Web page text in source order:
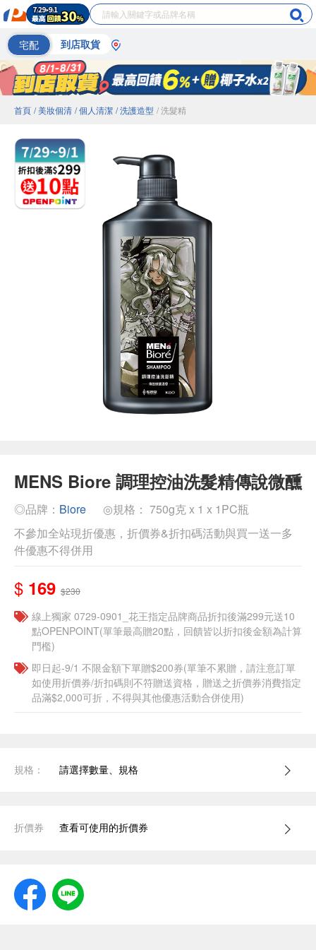
宅配 到店取貨
首頁 / 美妝個清 / 個人清潔 / 洗護造型 / 洗髮精
MENS Biore 調理控油洗髮精傳說微醺
◎品牌： Biore
◎規格： 750g克 x 1 x 1PC瓶
不參加全站現折優惠，折價券&折扣碼活動與買一送一多
件優惠不得併用
$ 169 $230
線上獨家 0729-0901_花王指定品牌商品折扣後滿299元送10
點OPENPOINT(單筆最高贈20點，回饋皆以折扣後金額為計算
門檻)
即日起-9/1 不限金額下單贈$200券(單筆不累贈，請注意訂單
如使用折價券/折扣碼則不符贈送資格，贈送之折價券消費指定
品滿$2,000可折，不得與其他優惠活動合併使用)
規格： 請選擇數量、規格
折價券 查看可使用的折價券